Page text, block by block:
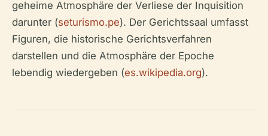
geheime Atmosphäre der Verliese der Inquisition
darunter (seturismo.pe). Der Gerichtssaal umfasst
Figuren, die historische Gerichtsverfahren
darstellen und die Atmosphäre der Epoche
lebendig wiedergeben (es.wikipedia.org).